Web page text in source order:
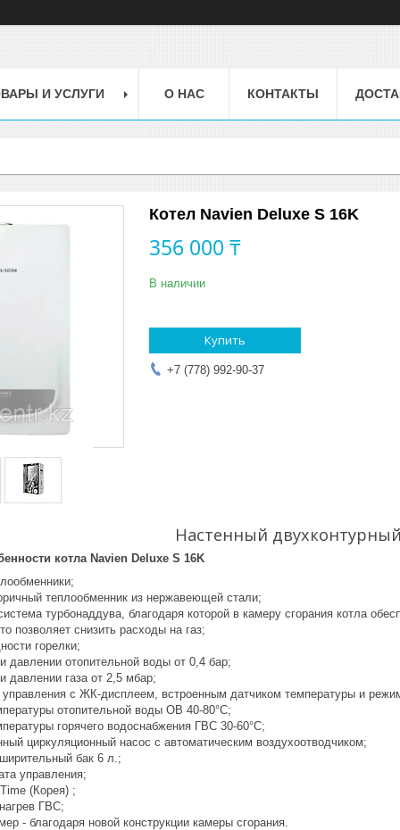
И УСЛУГИ О НАС КОНТАКТЫ
Котел Navien Deluxe S 16K
356 000 ₸
В наличии
Купить
+7 (778) 992-90-37
Настенный
котла Navien Deluxe S 16K
теплообменник из нержавеющей стали;
турбонаддува, благодаря которой в камеру сгорания котла
позволяет снизить расходы на газ;
горелки;
давлении отопительной воды от 0,4 бар;
давлении газа от 2,5 мбар;
с ЖК-дисплеем, встроенным датчиком температуры и
отопительной воды ОВ 40-80°С;
горячего водоснабжения ГВС 30-60°С;
циркуляционный насос с автоматическим воздухоотводчиком;
бак 6 л.;
управления;
(Корея) ;
ГВС;
- благодаря новой конструкции камеры сгорания.